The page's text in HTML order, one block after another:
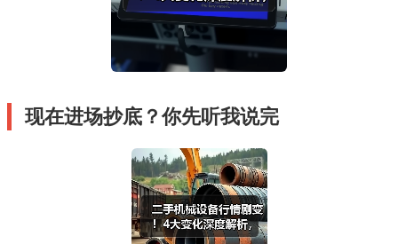
现在进场抄底？你先听我说完